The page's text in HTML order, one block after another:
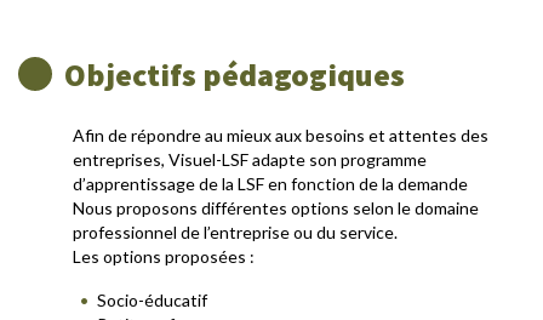
Objectifs pédagogiques
Afin de répondre au mieux aux besoins et attentes des
entreprises, Visuel-LSF adapte son programme
d’apprentissage de la LSF en fonction de la demande
Nous proposons différentes options selon le domaine
professionnel de l’entreprise ou du service.
Les options proposées :
Socio-éducatif